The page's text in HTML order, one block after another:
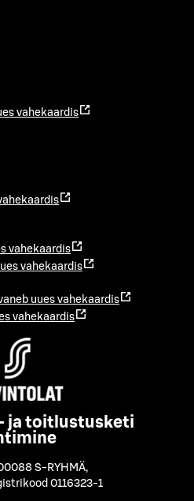
vahekaardis
vahekaardis
vahekaardis
uues vahekaardis
vahekaardis
ja toitlustusketi
S-RYHMÄ,
0116323-1